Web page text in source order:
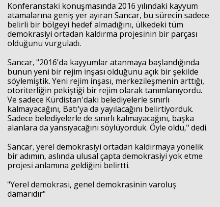
Konferanstaki konuşmasında 2016 yılındaki kayyum
atamalarına geniş yer ayıran Sancar, bu sürecin sadece
belirli bir bölgeyi hedef almadığını, ülkedeki tüm
demokrasiyi ortadan kaldırma projesinin bir parçası
olduğunu vurguladı.
Sancar, "2016'da kayyumlar atanmaya başlandığında
bunun yeni bir rejim inşası olduğunu açık bir şekilde
söylemiştik. Yeni rejim inşası, merkezileşmenin arttığı,
otoriterliğin pekiştiği bir rejim olarak tanımlanıyordu.
Ve sadece Kürdistan'daki belediyelerle sınırlı
kalmayacağını, Batı'ya da yayılacağını belirtiyorduk.
Sadece belediyelerle de sınırlı kalmayacağını, başka
alanlara da yansıyacağını söylüyorduk. Öyle oldu," dedi.
Sancar, yerel demokrasiyi ortadan kaldırmaya yönelik
bir adımın, aslında ulusal çapta demokrasiyi yok etme
projesi anlamına geldiğini belirtti.
"Yerel demokrasi, genel demokrasinin varoluş
damarıdır"